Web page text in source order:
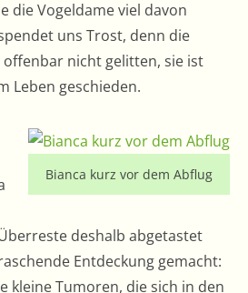
die Vogeldame viel davon
uns Trost, denn die
nicht gelitten, sie ist
Leben geschieden.
Bianca kurz vor dem Abflug
deshalb abgetastet
Entdeckung gemacht:
kleine Tumoren, die sich in den